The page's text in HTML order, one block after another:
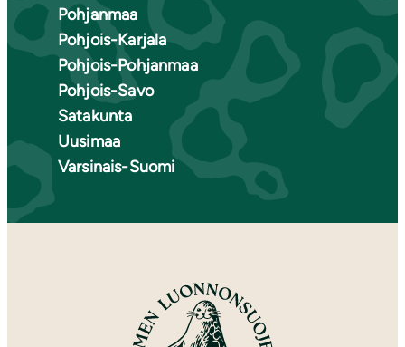
Pohjanmaa
Pohjois-Karjala
Pohjois-Pohjanmaa
Pohjois-Savo
Satakunta
Uusimaa
Varsinais-Suomi